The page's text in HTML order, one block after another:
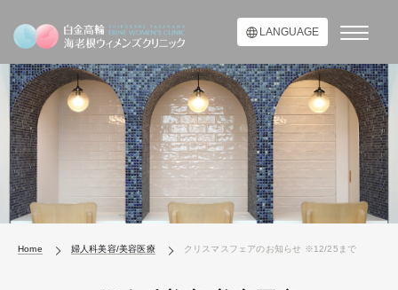
LANGUAGE
Home 婦人科美容/美容医療 クリスマスフェアのお知らせ ※12/25まで